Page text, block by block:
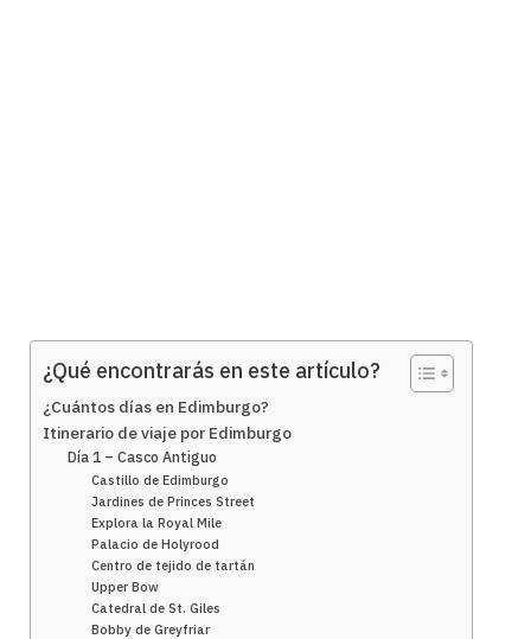
¿Qué encontrarás en este artículo?
¿Cuántos días en Edimburgo?
Itinerario de viaje por Edimburgo
Día 1 – Casco Antiguo
Castillo de Edimburgo
Jardines de Princes Street
Explora la Royal Mile
Palacio de Holyrood
Centro de tejido de tartán
Upper Bow
Catedral de St. Giles
Bobby de Greyfriar